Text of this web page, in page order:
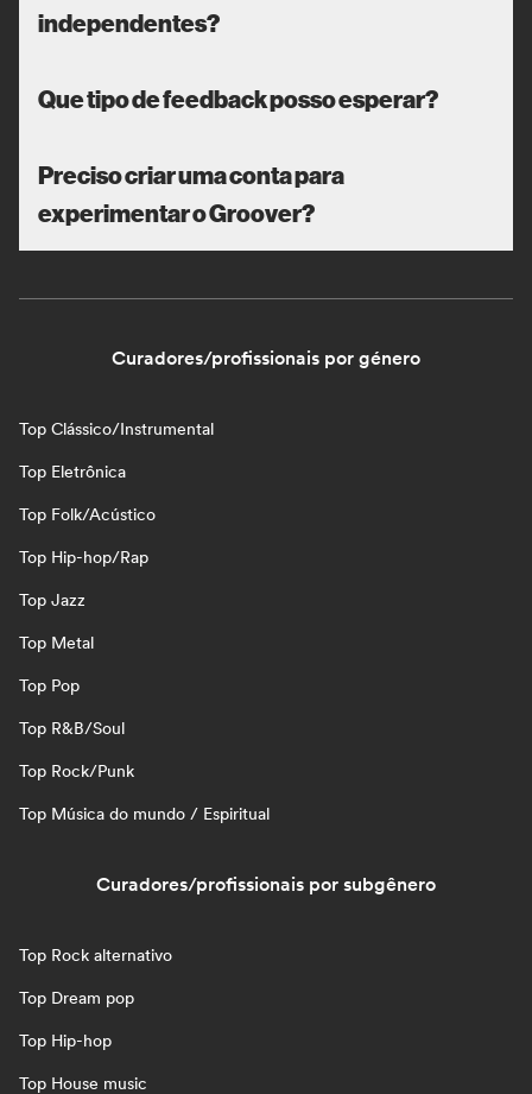
independentes?
Que tipo de feedback posso esperar?
Preciso criar uma conta para
experimentar o Groover?
Curadores/profissionais por género
Top Clássico/Instrumental
Top Eletrônica
Top Folk/Acústico
Top Hip-hop/Rap
Top Jazz
Top Metal
Top Pop
Top R&B/Soul
Top Rock/Punk
Top Música do mundo / Espiritual
Curadores/profissionais por subgênero
Top Rock alternativo
Top Dream pop
Top Hip-hop
Top House music